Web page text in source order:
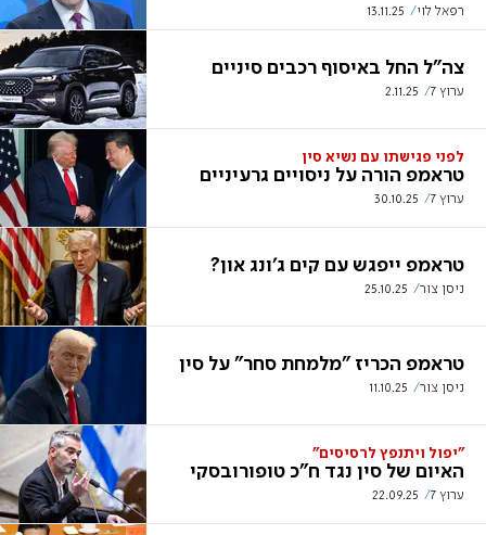
רפאל לוי 13.11.25
צה"ל החל באיסוף רכבים סיניים
ערוץ 7 2.11.25
לפני פגישתו עם נשיא סין
טראמפ הורה על ניסויים גרעיניים
ערוץ 7 30.10.25
טראמפ ייפגש עם קים ג'ונג און?
ניסן צור 25.10.25
טראמפ הכריז "מלמחת סחר" על סין
ניסן צור 11.10.25
"יפול ויתנפץ לרסיסים"
האיום של סין נגד ח"כ טופורובסקי
ערוץ 7 22.09.25